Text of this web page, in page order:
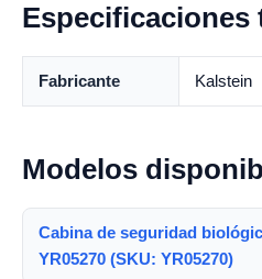
Especificaciones
Fabricante Kalstein
Modelos
Cabina de seguridad
YR05270 (SKU: YR05270)